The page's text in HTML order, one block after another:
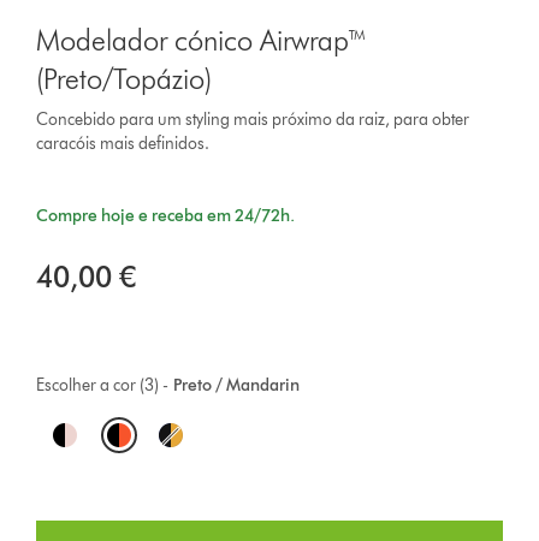
Modelador cónico Airwrap™
(Preto/Topázio)
Concebido para um styling mais próximo da raiz, para obter
caracóis mais definidos.
Compre hoje e receba em 24/72h.
40,00 €
Preto / Mandarin
Escolher a cor (3) -
O
t